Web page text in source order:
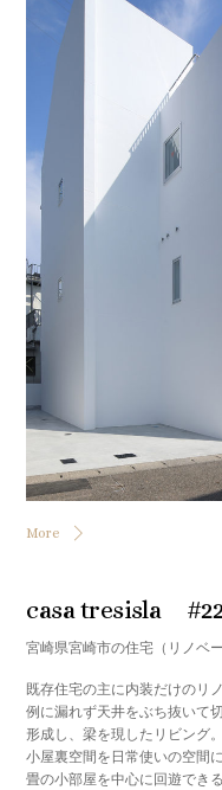
More
casa tresisla
宮崎県宮崎市の住宅（リノベ
既存住宅の主に内装だけのリ
例に漏れず天井をぶち抜いて
形成し、梁を現したリビング。
小屋裏空間を日常使いの空間
畳の小部屋を中心に回遊でき